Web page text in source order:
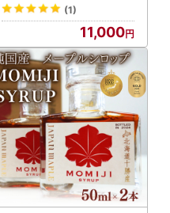
(1)
11,000